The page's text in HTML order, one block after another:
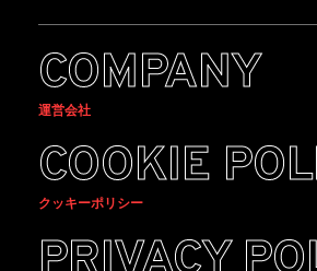
COMPANY
運営会社
COOKIE
クッキーポリシー